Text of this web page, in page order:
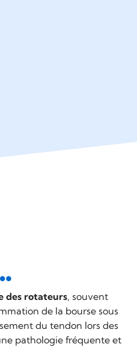
des rotateurs, souvent
de la bourse sous
du tendon lors des
pathologie fréquente et